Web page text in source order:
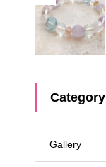
Category
Gallery